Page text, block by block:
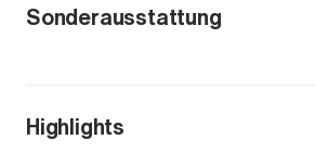
Sonderausstattung
Highlights